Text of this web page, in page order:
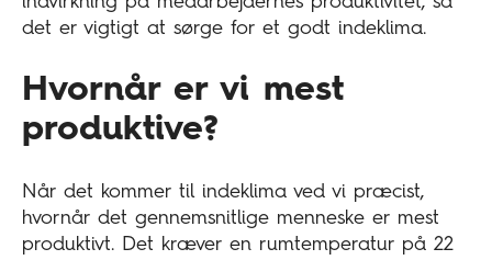
det er vigtigt at sørge for et godt indeklima.
Hvornår er vi mest
produktive?
Når det kommer til indeklima ved vi præcist,
hvornår det gennemsnitlige menneske er mest
produktivt. Det kræver en rumtemperatur på 22